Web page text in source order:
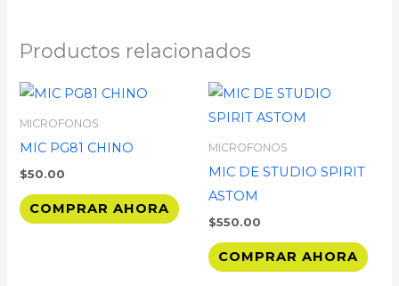
Productos relacionados
MICROFONOS
MIC PG81 CHINO
$50.00
COMPRAR AHORA
MICROFONOS
MIC DE STUDIO SPIRIT
ASTOM
$550.00
COMPRAR AHORA